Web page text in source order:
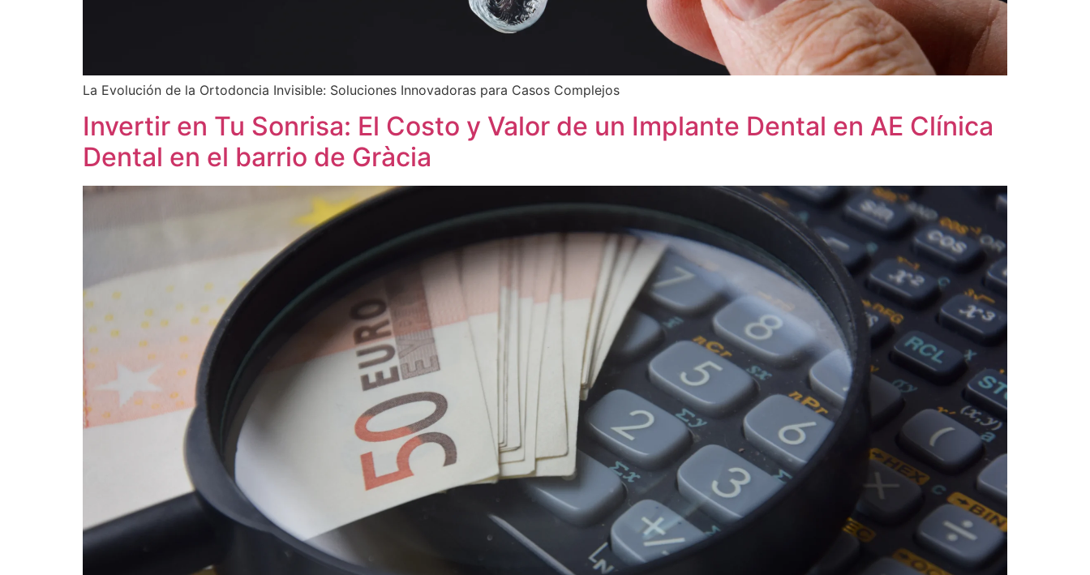
La Evolución de la Ortodoncia Invisible: Soluciones Innovadoras para Casos Complejos
Invertir en Tu Sonrisa: El Costo y Valor de un Implante Dental en AE Clínica
Dental en el barrio de Gràcia